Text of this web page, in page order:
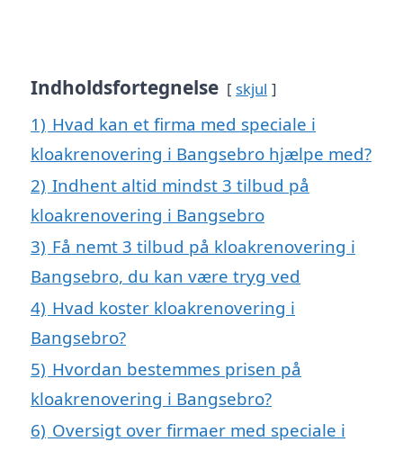
Indholdsfortegnelse skjul
1) Hvad kan et firma med speciale i
kloakrenovering i Bangsebro hjælpe med?
2) Indhent altid mindst 3 tilbud på
kloakrenovering i Bangsebro
3) Få nemt 3 tilbud på kloakrenovering i
Bangsebro, du kan være tryg ved
4) Hvad koster kloakrenovering i
Bangsebro?
5) Hvordan bestemmes prisen på
kloakrenovering i Bangsebro?
6) Oversigt over firmaer med speciale i